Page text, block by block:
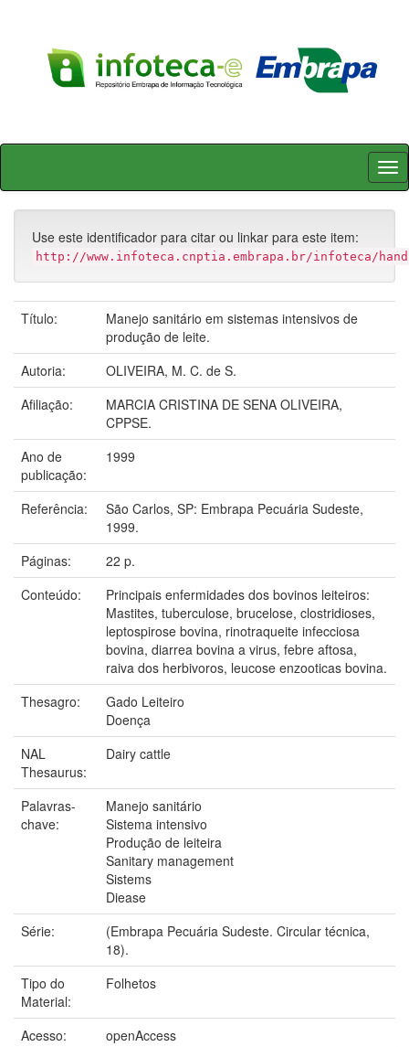
Skip
Use este identificador para citar ou linkar para este item:
http://www.infoteca.cnptia.embrapa.br/infoteca/
Título:
Manejo sanitário em sistemas intensivos de
produção de leite.
Autoria:
OLIVEIRA, M. C. de S.
Afiliação:
MARCIA CRISTINA DE SENA OLIVEIRA,
CPPSE.
Ano de
publicação:
1999
Referência:
São Carlos, SP: Embrapa Pecuária Sudeste,
1999.
Páginas:
22 p.
Conteúdo:
Principais enfermidades dos bovinos leiteiros:
Mastites, tuberculose, brucelose, clostridioses,
leptospirose bovina, rinotraqueite infecciosa
bovina, diarrea bovina a virus, febre aftosa,
raiva dos herbivoros, leucose enzooticas bovina.
Thesagro:
Gado Leiteiro
Doença
NAL
Thesaurus:
Dairy cattle
Palavras-
chave:
Manejo sanitário
Sistema intensivo
Produção de leiteira
Sanitary management
Sistems
Diease
Série:
(Embrapa Pecuária Sudeste. Circular técnica,
18).
Tipo do
Material:
Folhetos
Acesso:
openAccess